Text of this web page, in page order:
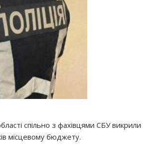
спільно з фахівцями СБУ викрили
місцевому бюджету.